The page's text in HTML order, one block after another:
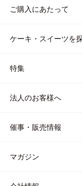
ご購入にあたって
ケーキ・スイーツを
特集
法人のお客様へ
催事・販売情報
マガジン